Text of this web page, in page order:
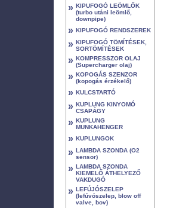
» KIPUFOGÓ LEÖMLŐK
(turbo utáni leömlő,
downpipe)
» KIPUFOGÓ RENDSZEREK
» KIPUFOGÓ TÖMÍTÉSEK,
SORTÖMÍTÉSEK
» KOMPRESSZOR OLAJ
(Supercharger olaj)
» KOPOGÁS SZENZOR
(kopogás érzékelő)
» KULCSTARTÓ
» KUPLUNG KINYOMÓ
CSAPÁGY
» KUPLUNG
MUNKAHENGER
» KUPLUNGOK
» LAMBDA SZONDA (O2
sensor)
» LAMBDA SZONDA
KIEMELŐ ÁTHELYEZŐ
VAKDUGÓ
» LEFÚJÓSZELEP
(lefúvószelep, blow off
valve, bov)